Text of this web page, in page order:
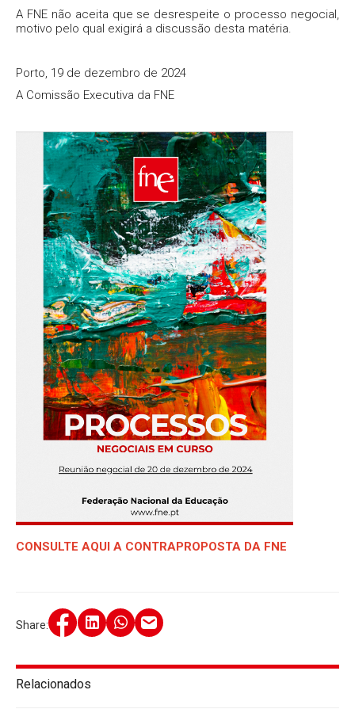
Relacionados
A FNE não aceita que se desrespeite o processo negocial,
motivo pelo qual exigirá a discussão desta matéria.
Porto, 19 de dezembro de 2024
A Comissão Executiva da FNE
CONSULTE AQUI A CONTRAPROPOSTA DA FNE
Share: